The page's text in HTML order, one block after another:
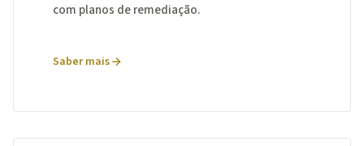
com planos de remediação.
Saber mais